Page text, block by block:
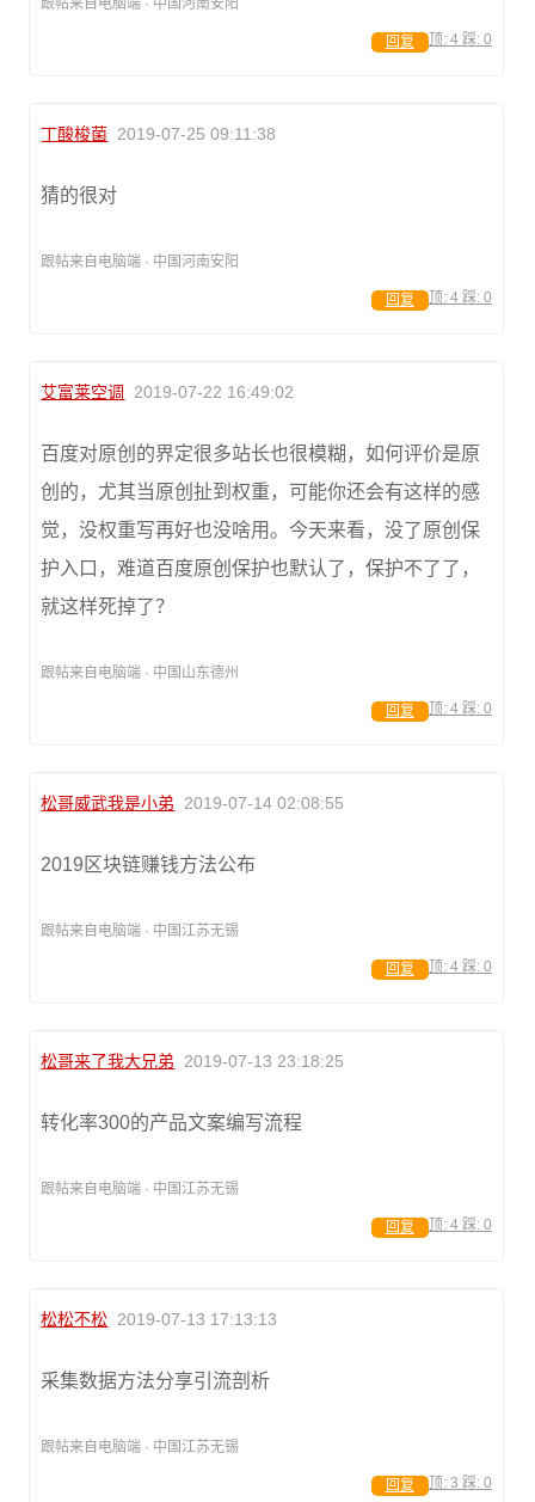
顶: 4 踩: 0
回复
丁酸梭菌 2019-07-25 09:11:38
猜的很对
跟帖来自电脑端 · 中国河南安阳
顶: 4 踩: 0
回复
艾富莱空调 2019-07-22 16:49:02
百度对原创的界定很多站长也很模糊，如何评价是原
创的，尤其当原创扯到权重，可能你还会有这样的感
觉，没权重写再好也没啥用。今天来看，没了原创保
护入口，难道百度原创保护也默认了，保护不了了，
就这样死掉了？
跟帖来自电脑端 · 中国山东德州
顶: 4 踩: 0
回复
松哥威武我是小弟 2019-07-14 02:08:55
2019区块链赚钱方法公布
跟帖来自电脑端 · 中国江苏无锡
顶: 4 踩: 0
回复
松哥来了我大兄弟 2019-07-13 23:18:25
转化率300的产品文案编写流程
跟帖来自电脑端 · 中国江苏无锡
顶: 4 踩: 0
回复
松松不松 2019-07-13 17:13:13
采集数据方法分享引流剖析
跟帖来自电脑端 · 中国江苏无锡
顶: 3 踩: 0
回复